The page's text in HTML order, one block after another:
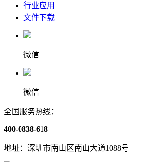
行业应用
文件下载
微信
微信
全国服务热线：
400-0838-618
地址：深圳市南山区南山大道1088号